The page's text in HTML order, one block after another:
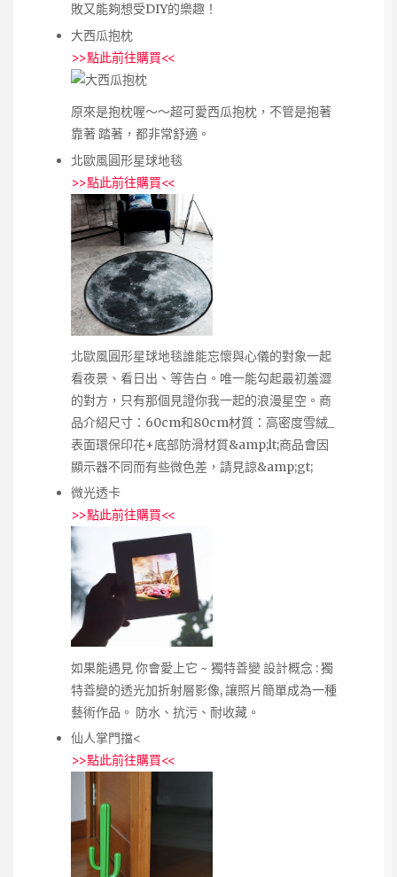
敗又能夠想受DIY的樂趣！
大西瓜抱枕
>>點此前往購買<<
原來是抱枕喔～～超可愛西瓜抱枕，不管是抱著
靠著 踏著，都非常舒適。
北歐風圓形星球地毯
>>點此前往購買<<
北歐風圓形星球地毯誰能忘懷與心儀的對象一起
看夜景、看日出、等告白。唯一能勾起最初羞澀
的對方，只有那個見證你我一起的浪漫星空。商
品介紹尺寸：60cm和80cm材質：高密度雪絨_
表面環保印花+底部防滑材質&amp;lt;商品會因
顯示器不同而有些微色差，請見諒&amp;gt;
微光透卡
>>點此前往購買<<
如果能遇見 你會愛上它 ~ 獨特善變 設計概念 : 獨
特善變的透光加折射層影像, 讓照片簡單成為一種
藝術作品。 防水、抗污、耐收藏。
仙人掌門擋<
>>點此前往購買<<